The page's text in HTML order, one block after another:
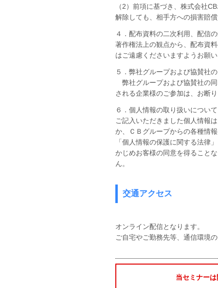
（2）前項に基づき、株式会社
解除しても、相手方への損害賠
４．配布資料の二次利用、配信
著作権法上の観点から、配布資
はご遠慮くださいますようお願
５．弊社グループおよび協賛社
弊社グループおよび協賛社の
される企業様のご参加は、お断
６．個人情報の取り扱いについて
ご記入いただきました個人情報
か、ＣＢグループからの各種情
「個人情報の保護に関する法律
かじめお客様の同意を得ること
ん。
交通アクセス
オンライン配信となります。
ご自宅やご勤務先等、通信環境
当セミナー